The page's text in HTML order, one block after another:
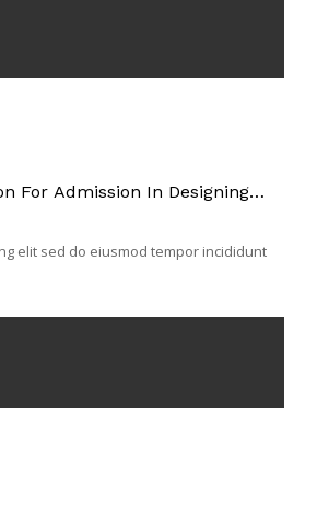
For Admission In Designing
elit sed do eiusmod tempor incididunt